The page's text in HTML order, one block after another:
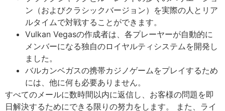
ン（およびクラシックバージョン）を実際の人とリア
ルタイムで対戦することができます。
Vulkan Vegasの作成者は、各プレーヤーが自動的に
メンバーになる独自のロイヤルティシステムを開発し
ました。
バルカンベガスの携帯カジノゲームをプレイするため
には、他に何も必要ありません。
すべてのメールに数時間以内に返信し、お客様の問題を即
日解決するためにできる限りの努力をします。 また、ライ